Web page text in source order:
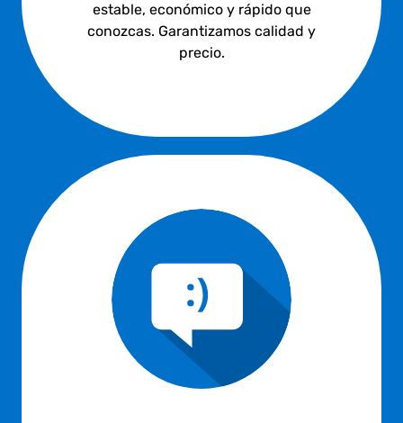
estable, económico y rápido que
conozcas. Garantizamos calidad y
precio.